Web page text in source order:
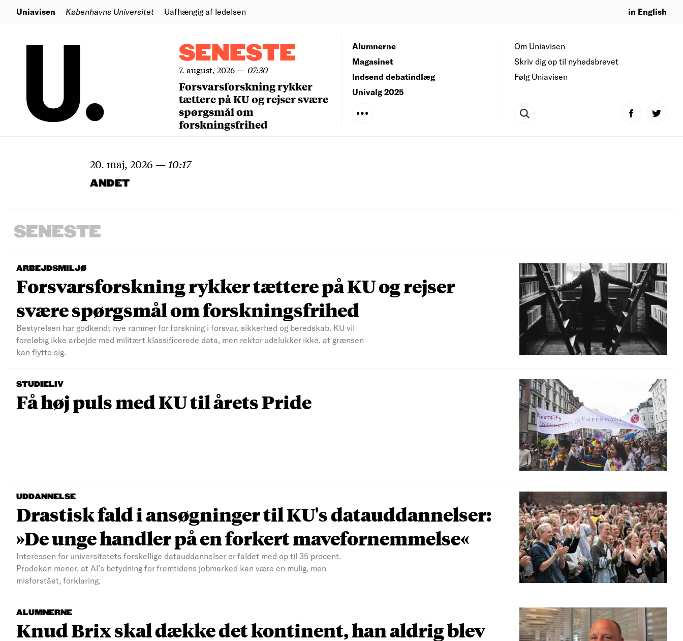
Uniavisen Københavns Universitet Uafhængig af ledelsen in English
SENESTE
7. august, 2026— 07:30
Forsvarsforskning rykker
tættere på KU og rejser svære
spørgsmål om
forskningsfrihed
Om Uniavisen
Skriv dig op til nyhedsbrevet
Følg Uniavisen
Alumnerne
Magasinet
Indsend debatindlæg
Univalg 2025
20. maj, 2026 — 10:17
ANDET
SENESTE
ARBEJDSMILJØ
Forsvarsforskning rykker tættere på KU og rejser
svære spørgsmål om forskningsfrihed
Bestyrelsen har godkendt nye rammer for forskning i forsvar, sikkerhed og beredskab. KU vil
foreløbig ikke arbejde med militært klassificerede data, men rektor udelukker ikke, at grænsen
kan flytte sig.
STUDIELIV
Få høj puls med KU til årets Pride
UDDANNELSE
Drastisk fald i ansøgninger til KU's datauddannelser:
»De unge handler på en forkert mavefornemmelse«
Interessen for universitetets forskellige datauddannelser er faldet med op til 35 procent.
Prodekan mener, at AI's betydning for fremtidens jobmarked kan være en mulig, men
misforstået, forklaring.
ALUMNERNE
Knud Brix skal dække det kontinent, han aldrig blev